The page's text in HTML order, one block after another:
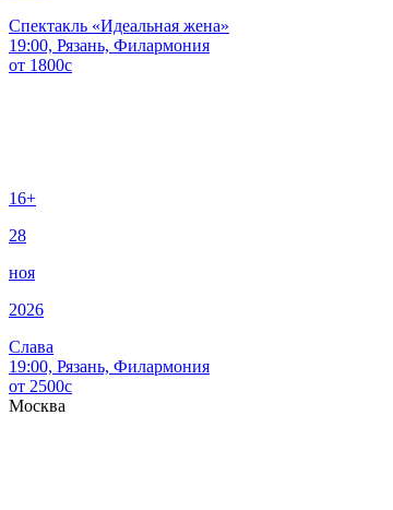
Спектакль «Идеальная жена»
19:00, Рязань, Филармония
от 1800c
16+
28
ноя
2026
Слава
19:00, Рязань, Филармония
от 2500c
Москва